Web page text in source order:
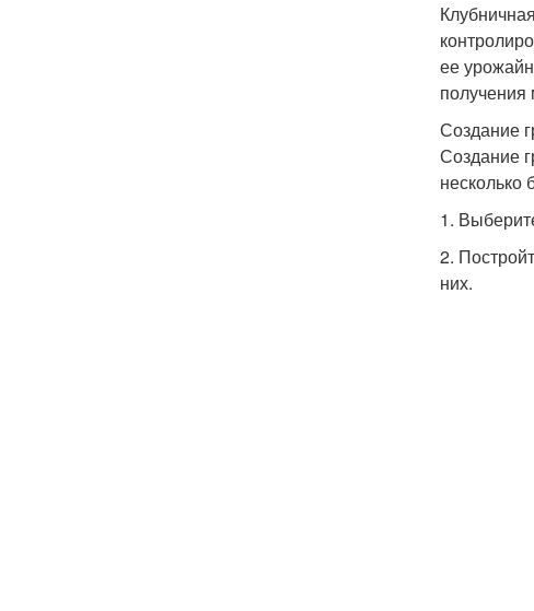
ее
получения
Создание
Создание
несколько
1.
2.
них.